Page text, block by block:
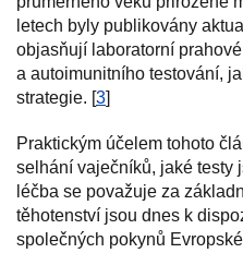
letech byly publikovány
objasňují laboratorní
a autoimunitního testování,
strategie. [3]
Praktickým účelem tohoto
selhání vaječníků, jaké testy
léčba se považuje za
těhotenství jsou dnes k
společných pokynů